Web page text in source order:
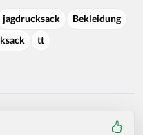
jagdrucksack
Bekleidung
tt